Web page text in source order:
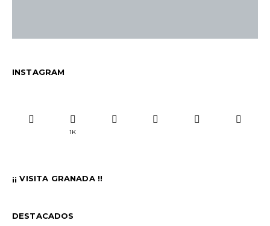
INSTAGRAM
1K
¡¡ VISITA GRANADA !!
DESTACADOS